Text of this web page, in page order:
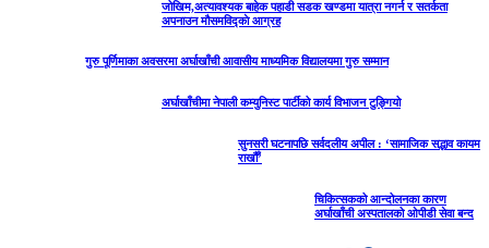
जोखिम,अत्यावश्यक बाहेक पहाडी सडक खण्डमा यात्रा नगर्न र सतर्कता
अपनाउन मौसमविद्काे आग्रह
गुरु पूर्णिमाका अवसरमा अर्घाखाँची आवासीय माध्यमिक विद्यालयमा गुरु सम्मान
अर्घाखाँचीमा नेपाली कम्युनिस्ट पार्टीको कार्य विभाजन टुङ्गियो
सुनसरी घटनापछि सर्वदलीय अपील : ‘सामाजिक सद्भाव कायम
राखौँ’
चिकित्सकको आन्दोलनका कारण
अर्घाखाँची अस्पतालको ओपीडी सेवा बन्द